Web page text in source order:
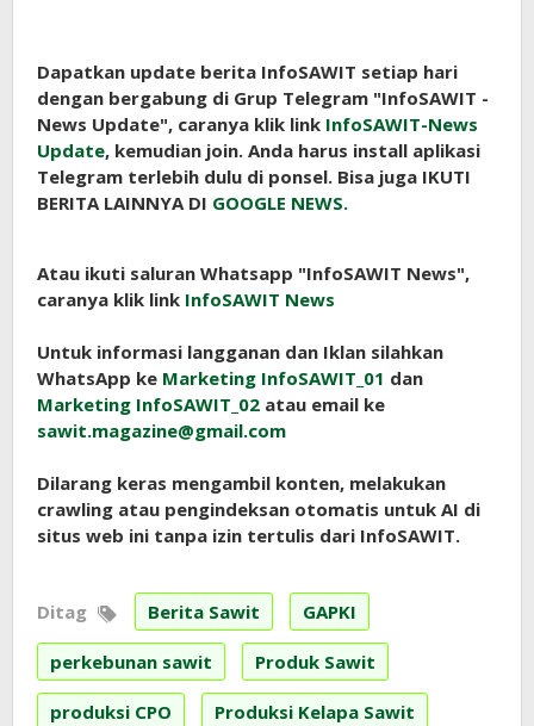
Dapatkan update berita InfoSAWIT setiap hari
dengan bergabung di Grup Telegram "InfoSAWIT -
News Update", caranya klik link InfoSAWIT-News
Update, kemudian join. Anda harus install aplikasi
Telegram terlebih dulu di ponsel. Bisa juga IKUTI
BERITA LAINNYA DI GOOGLE NEWS.
Atau ikuti saluran Whatsapp "InfoSAWIT News",
caranya klik link InfoSAWIT News
Untuk informasi langganan dan Iklan silahkan
WhatsApp ke Marketing InfoSAWIT_01 dan
Marketing InfoSAWIT_02 atau email ke
sawit.magazine@gmail.com
Dilarang keras mengambil konten, melakukan
crawling atau pengindeksan otomatis untuk AI di
situs web ini tanpa izin tertulis dari InfoSAWIT.
Ditag Berita Sawit GAPKI
perkebunan sawit Produk Sawit
produksi CPO Produksi Kelapa Sawit